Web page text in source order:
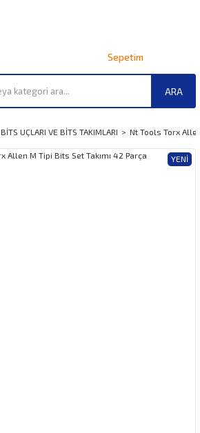
ARA
Sepetim
BİTS UÇLARI VE BİTS TAKIMLARI Nt Tools Torx
YENI